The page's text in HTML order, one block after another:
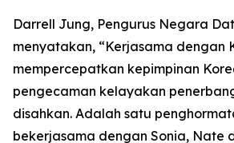
Darrell Jung, Pengurus Negara
menyatakan, “Kerjasama dengan
mempercepatkan kepimpinan
pengecaman kelayakan
disahkan. Adalah satu
bekerjasama dengan Sonia, Nate